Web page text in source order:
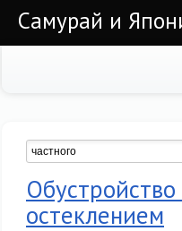
Самурай и
остеклением